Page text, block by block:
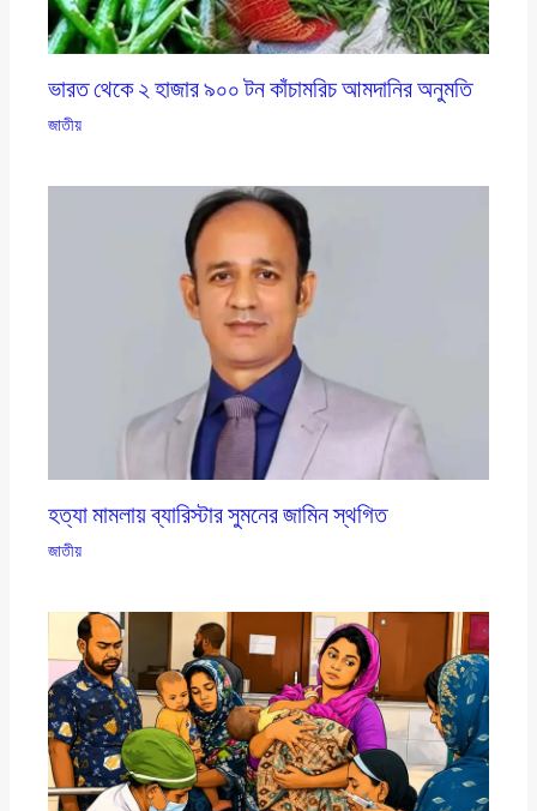
ভারত থেকে ২ হাজার ৯০০ টন কাঁচামরিচ আমদানির অনুমতি
জাতীয়
হত্যা মামলায় ব্যারিস্টার সুমনের জামিন স্থগিত
জাতীয়